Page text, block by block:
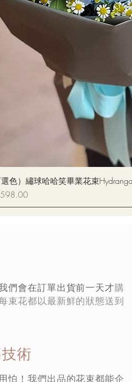
選色）繡球哈哈笑畢業花束
們會在訂單出貨前一天才購
束花都以最新鮮的狀態送到
術
怕！我們出品的花束都能企